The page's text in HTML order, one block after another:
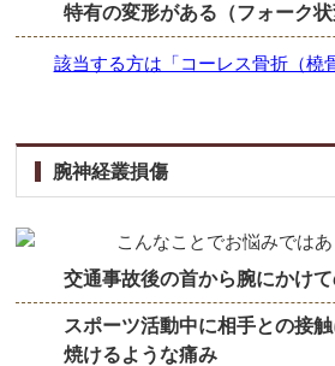
特有の変形がある（フォーク状
該当する方は「コーレス骨折（橈
腕神経叢損傷
交通事故後の首から腕にかけ
スポーツ活動中に相手との接
焼けるような痛み